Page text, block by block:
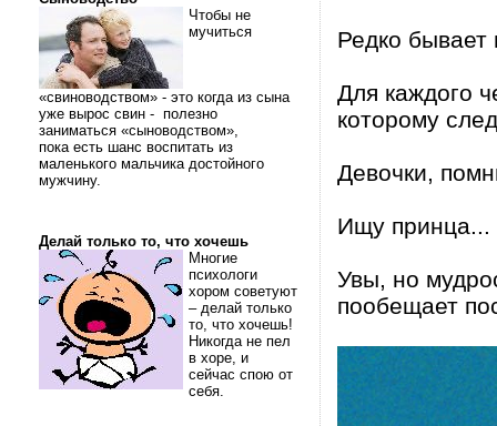
Чтобы не
мучиться
«свиноводством» - это когда из сына
уже вырос свин - полезно
заниматься «сыноводством»,
пока есть шанс воспитать из
маленького мальчика достойного
мужчину.
Делай только то, что хочешь
Многие
психологи
хором советуют
– делай только
то, что хочешь!
Никогда не пел
в хоре, и
сейчас спою от
себя.
Редко бывает
Для каждого
которому
Девочки,
Ищу принца...
Увы, но
пообещает